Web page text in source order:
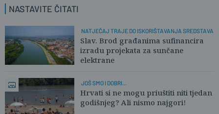
NASTAVITE ČITATI
NATJEČAJ TRAJE DO ISKORIŠTAVANJA SREDSTAVA
Slav. Brod građanima sufinancira
izradu projekata za sunčane
elektrane
JOŠ SMO I DOBRI...
Hrvati si ne mogu priuštiti niti tjedan
godišnjeg? Ali nismo najgori!